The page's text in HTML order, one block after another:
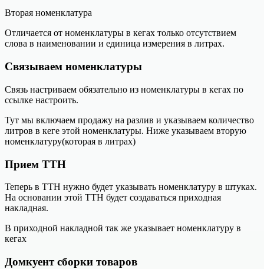
Вторая номенклатура
Отличается от номенклатуры в кегах только отсутствием
слова в наименовании и единица измерения в литрах.
Связываем номенклатуры
Связь настриваем обязательно из номенклатуры в кегах по
ссылке настроить.
Тут мы включаем продажу на разлив и указываем количество
литров в кеге этой номенклатуры. Ниже указываем вторую
номенклатуру(которая в литрах)
Прием ТТН
Теперь в ТТН нужно будет указывать номенклатуру в штуках.
На основании этой ТТН будет создаваться приходная
накладная.
В приходной накладной так же указывает номенклатуру в
кегах
Домкуент сборки товаров